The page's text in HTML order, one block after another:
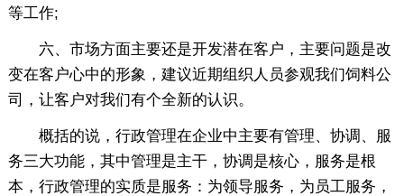
等工作;
六、市场方面主要还是开发潜在客户，主要问题是改
变在客户心中的形象，建议近期组织人员参观我们饲料公
司，让客户对我们有个全新的认识。
概括的说，行政管理在企业中主要有管理、协调、服
务三大功能，其中管理是主干，协调是核心，服务是根
本，行政管理的实质是服务：为领导服务，为员工服务，